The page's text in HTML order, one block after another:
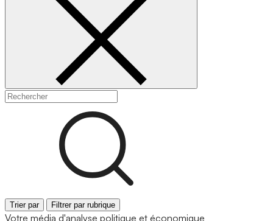
Trier par Filtrer par rubrique
Votre média d'analyse politique et économique